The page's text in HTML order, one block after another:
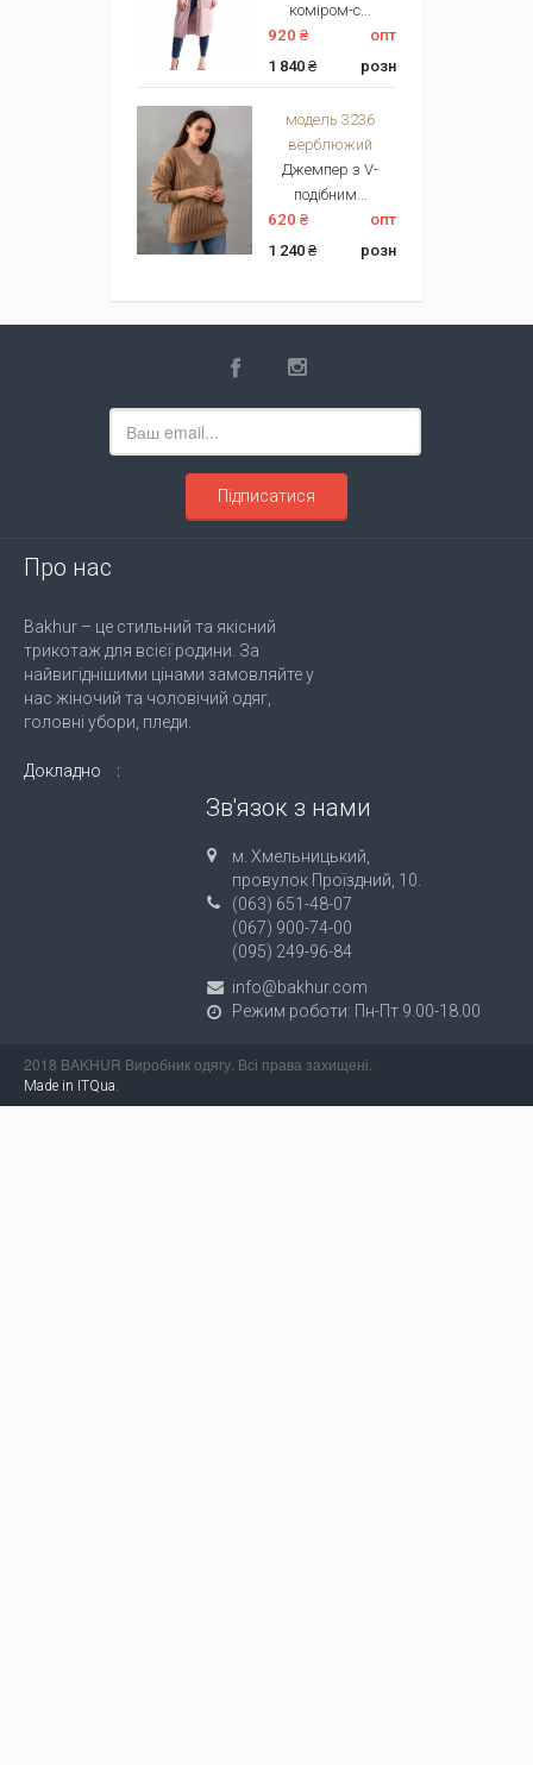
коміром-с...
920 ₴
опт
1 840 ₴
розн
модель 3236
верблюжий
Джемпер з V-
подібним...
620 ₴
опт
1 240 ₴
розн
Підписатися
Про нас
Bakhur – це стильний та якісний
трикотаж для всієї родини. За
найвигіднішими цінами замовляйте у
нас жіночий та чоловічий одяг,
головні убори, пледи.
Докладно
Зв'язок з нами
м. Хмельницький,
провулок Проїздний, 10.
(063) 651-48-07
(067) 900-74-00
(095) 249-96-84
info@bakhur.com
Режим роботи: Пн-Пт 9.00-18.00
2018 BAKHUR Виробник одягу. Всі права захищені.
Made in ITQua